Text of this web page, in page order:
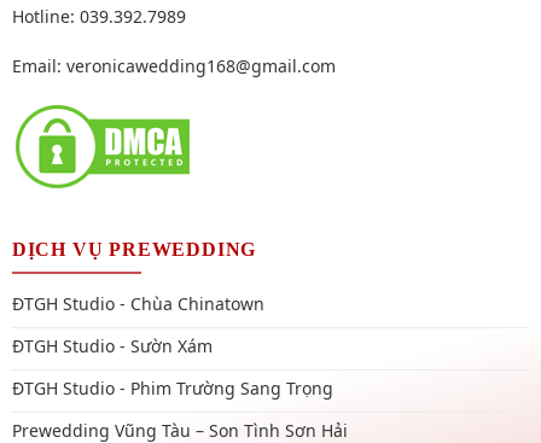
Hotline: 039.392.7989
Email: veronicawedding168@gmail.com
DỊCH VỤ PREWEDDING
ĐTGH Studio - Chùa Chinatown
ĐTGH Studio - Sườn Xám
ĐTGH Studio - Phim Trường Sang Trọng
Prewedding Vũng Tàu – Son Tình Sơn Hải